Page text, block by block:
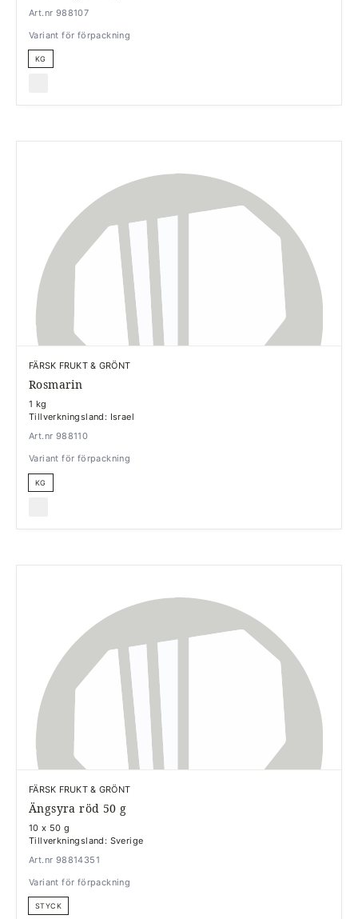
Art.nr 988107
Variant för förpackning
KG
FÄRSK FRUKT & GRÖNT
Rosmarin
1 kg
Tillverkningsland: Israel
Art.nr 988110
Variant för förpackning
KG
FÄRSK FRUKT & GRÖNT
Ängsyra röd 50 g
10 x 50 g
Tillverkningsland: Sverige
Art.nr 98814351
Variant för förpackning
STYCK